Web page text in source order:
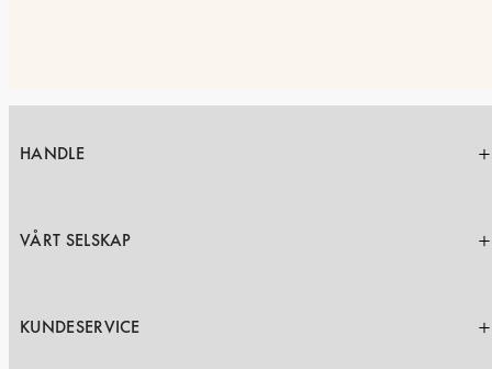
HANDLE
VÅRT SELSKAP
KUNDESERVICE